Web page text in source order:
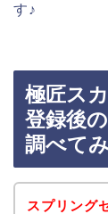
す♪
極匠ス
登録後
調べて
スプリング